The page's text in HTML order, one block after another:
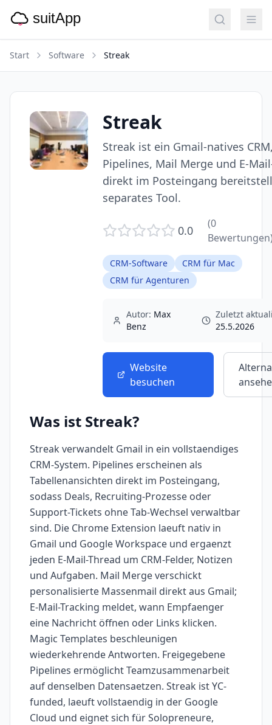
Start Software Streak
Streak
Streak ist ein Gmail-natives
Pipelines, Mail Merge und E-
direkt im Posteingang
separates Tool.
0.0 (0
CRM-Software
CRM für Mac
CRM für Agenturen
Autor: Max
Benz
Zuletzt
25.5.2026
Website
besuchen
Was ist Streak?
Streak verwandelt Gmail in ein vollstaendiges
CRM-System. Pipelines erscheinen als
Tabellenansichten direkt im Posteingang,
sodass Deals, Recruiting-Prozesse oder
Support-Tickets ohne Tab-Wechsel verwaltbar
sind. Die Chrome Extension laeuft nativ in
Gmail und Google Workspace und ergaenzt
jeden E-Mail-Thread um CRM-Felder, Notizen
und Aufgaben. Mail Merge verschickt
personalisierte Massenmail direkt aus Gmail;
E-Mail-Tracking meldet, wann Empfaenger
eine Nachricht öffnen oder Links klicken.
Magic Templates beschleunigen
wiederkehrende Antworten. Freigegebene
Pipelines ermöglicht Teamzusammenarbeit
auf denselben Datensaetzen. Streak ist YC-
funded, laeuft vollstaendig in der Google
Cloud und eignet sich für Solopreneure,